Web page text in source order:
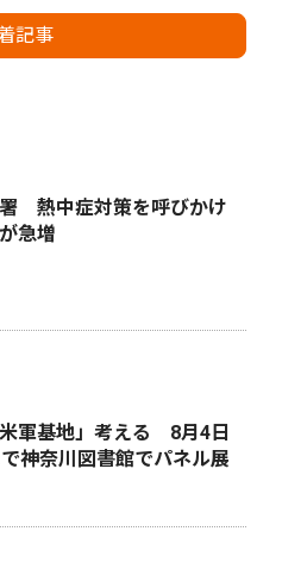
記事
署 熱中症対策を呼びかけ
急増
米軍基地」考える 8月4日
神奈川図書館でパネル展